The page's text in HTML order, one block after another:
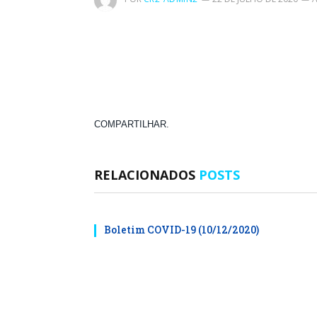
COMPARTILHAR.
RELACIONADOS POSTS
Boletim COVID-19 (10/12/2020)